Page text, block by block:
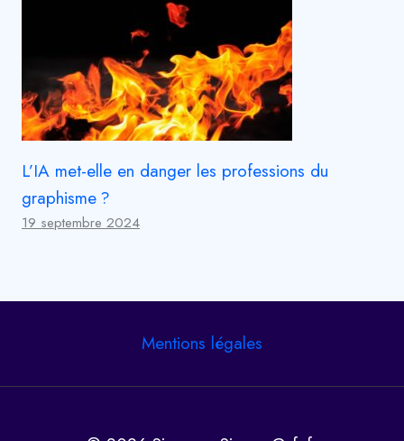
L’IA met-elle en danger les professions du
graphisme ?
19 septembre 2024
Mentions légales